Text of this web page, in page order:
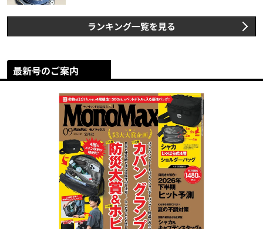
ランキング一覧を見る
最新号のご案内